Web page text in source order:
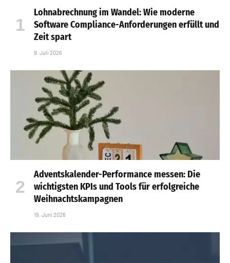
Lohnabrechnung im Wandel: Wie moderne
Software Compliance-Anforderungen erfüllt und
Zeit spart
9. Juli 2026
Adventskalender-Performance messen: Die
wichtigsten KPIs und Tools für erfolgreiche
Weihnachtskampagnen
19. Juni 2026